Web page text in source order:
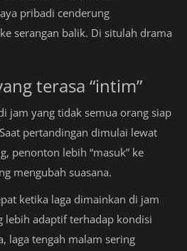
pribadi cenderung
serangan balik. Di situlah drama
terasa “intim”
jam yang tidak semua orang siap
pertandingan dimulai lewat
penonton lebih “masuk” ke
mengubah suasana.
ketika laga dimainkan di jam
lebih adaptif terhadap kondisi
laga tengah malam sering